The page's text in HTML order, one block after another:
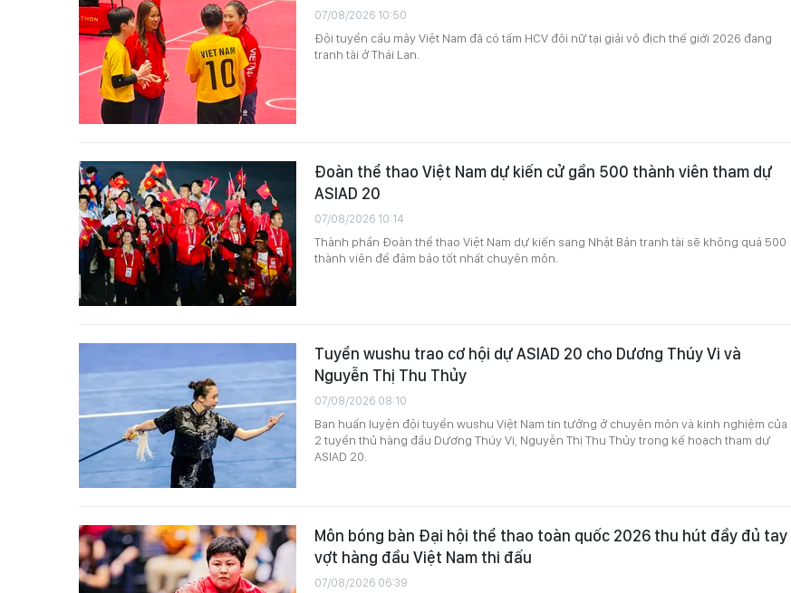
07/08/2026 10:50
Đội tuyển cầu mây Việt Nam đã có tấm HCV đôi nữ tại giải vô địch thế giới 2026 đang
tranh tài ở Thái Lan.
Đoàn thể thao Việt Nam dự kiến cử gần 500 thành viên tham dự
ASIAD 20
07/08/2026 10:14
Thành phần Đoàn thể thao Việt Nam dự kiến sang Nhật Bản tranh tài sẽ không quá 500
thành viên để đảm bảo tốt nhất chuyên môn.
Tuyển wushu trao cơ hội dự ASIAD 20 cho Dương Thúy Vi và
Nguyễn Thị Thu Thủy
07/08/2026 08:10
Ban huấn luyện đội tuyển wushu Việt Nam tin tưởng ở chuyên môn và kinh nghiệm của
2 tuyển thủ hàng đầu Dương Thúy Vi, Nguyễn Thị Thu Thủy trong kế hoạch tham dự
ASIAD 20.
Môn bóng bàn Đại hội thể thao toàn quốc 2026 thu hút đầy đủ tay
vợt hàng đầu Việt Nam thi đấu
07/08/2026 06:39